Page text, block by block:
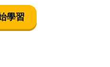
學習